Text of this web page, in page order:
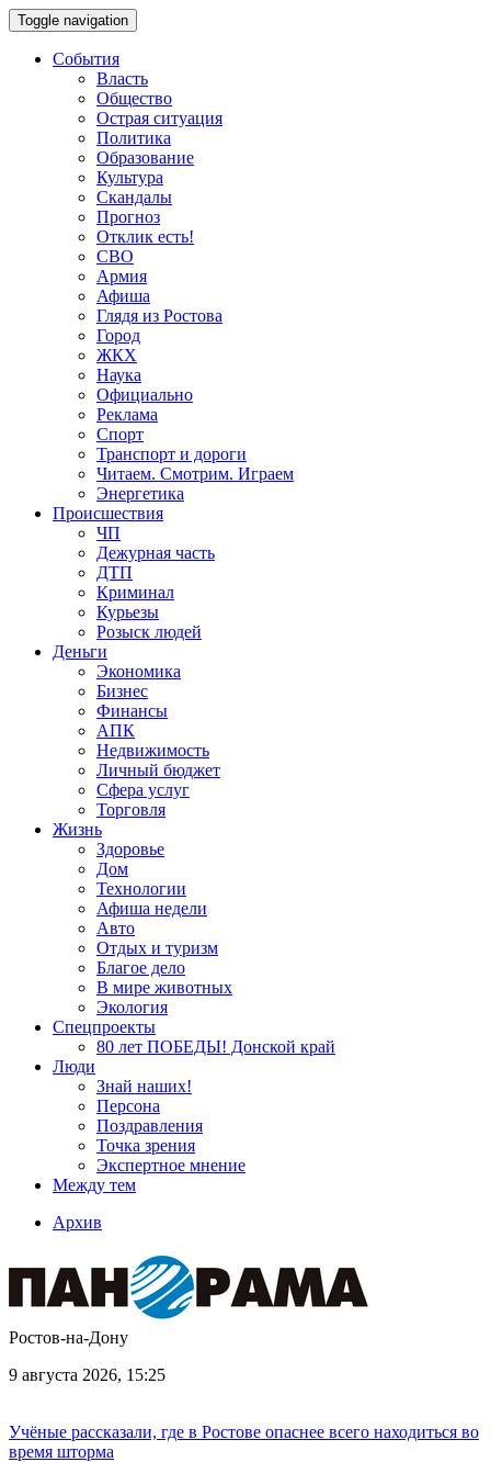
Toggle navigation
События
Власть
Общество
Острая ситуация
Политика
Образование
Культура
Скандалы
Прогноз
Отклик есть!
СВО
Армия
Афиша
Глядя из Ростова
Город
ЖКХ
Наука
Официально
Реклама
Спорт
Транспорт и дороги
Читаем. Смотрим. Играем
Энергетика
Происшествия
ЧП
Дежурная часть
ДТП
Криминал
Курьезы
Розыск людей
Деньги
Экономика
Бизнес
Финансы
АПК
Недвижимость
Личный бюджет
Сфера услуг
Торговля
Жизнь
Здоровье
Дом
Технологии
Афиша недели
Авто
Отдых и туризм
Благое дело
В мире животных
Экология
Спецпроекты
80 лет ПОБЕДЫ! Донской край
Люди
Знай наших!
Персона
Поздравления
Точка зрения
Экспертное мнение
Между тем
Архив
Ростов-на-Дону
9 августа 2026, 15:25
Учёные рассказали, где в Ростове опаснее всего находиться во
время шторма